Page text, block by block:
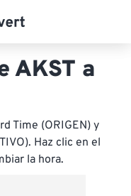
AKST a
Time (ORIGEN) y
Haz clic en el
la hora.